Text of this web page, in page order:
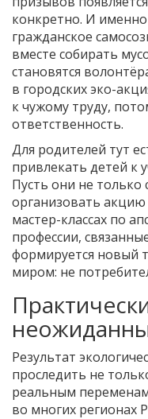
конкретно. И именно
гражданское
вместе собирать
становятся
в городских эко-
к чужому труду,
ответственность.
Для родителей тут
привлекать детей к
Пусть они не
организовать акцию
мастер-классах по
профессии,
формируется новый
миром: не
Результат
проследить не
реальным
во многих регионах